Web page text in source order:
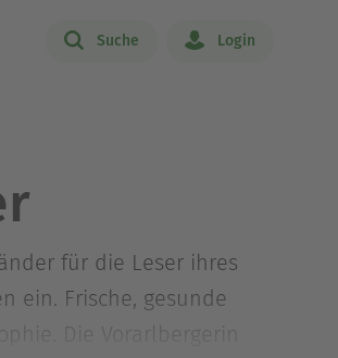
Suche Login
für die Leser ihres
ein. Frische, gesunde
Die Vorarlbergerin